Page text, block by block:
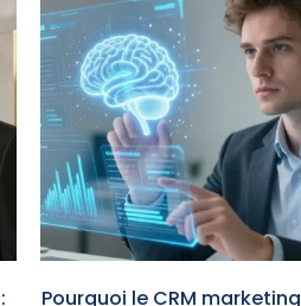
Pourquoi le CRM marketing